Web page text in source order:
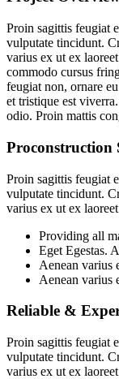
Proin sagittis feugiat
vulputate tincidunt.
varius ex ut ex
commodo cursus
feugiat non, ornare
et tristique est
odio. Proin mattis
Proconstruction
Proin sagittis feugiat
vulputate tincidunt.
varius ex ut ex
Providing all
Eget Egestas.
Aenean varius
Aenean varius
Reliable &
Proin sagittis feugiat
vulputate tincidunt.
varius ex ut ex